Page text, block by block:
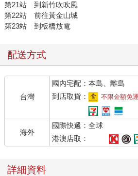
第21站 到新竹吹吹風
第22站 前往黃金山城
第23站 到板橋放電
配送方式
台灣
國內宅配：本島、離島
到店取貨：
不限金額免
海外
國際快遞：全球
港澳店取：
詳細資料